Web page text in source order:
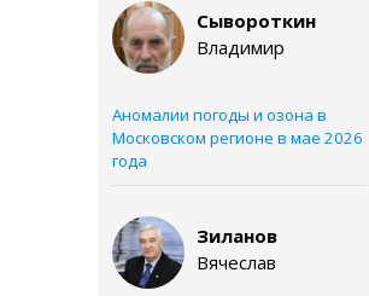
Сывороткин
Владимир
Аномалии погоды и озона в
Московском регионе в мае 2026
года
Зиланов
Вячеслав